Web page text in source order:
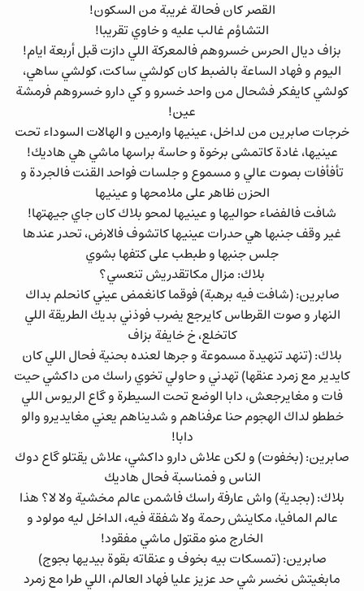
القصر كان فحالة غريبة من السكون!
التشاؤم غالب عليه و خاوي تقريبا!
بزاف ديال الحرس خسروهم فالمعركة اللي دازت قبل أربعة ايام!
اليوم و فهاد الساعة بالضبط كان كولشي ساكت، كولشي ساهي،
كولشي كايفكر فشحال من واحد خسرو و كي دارو خسروهم فرمشة
عين!
خرجات صابرين من لداخل، عينيها وارمين و الهالات السوداء تحت
عينيها، غادة كاتمشى برخوة و حاسة براسها ماشي هي هاديك!
تأفأفات بصوت عالي و مسموع و جلسات فواحد القنت فالجردة و
الحزن ظاهر على ملامحها و عينيها
شافت فالفضاء حواليها و عينيها لمحو بلاك كان جاي جيهتها!
غير وقف جنبها هي حدرات عينيها كاتشوف فالارض، تحدر عندها
جلس جنبها و طبطب على كتفها بشوي
بلاك: مزال مكاتقدريش تنعسي؟
صابرين: (شافت فيه برهبة) فوقما كانغمض عيني كانحلم بداك
النهار و صوت القرطاس كايرجع يضرب فوذني بديك الطريقة اللي
كاتخلع، خ خايفة بزاف
بلاك: (تنهد تنهيدة مسموعة و جرها لعنده بحنية فحال اللي كان
كايدير مع زمرد عنقها) تهدني و حاولي تخوي راسك من داكشي حيت
فات و مغايرجعش، دابا الوضع تحت السيطرة و گاع الريوس اللي
خططو لداك الهجوم حنا عرفناهم و شديناهم يعني مغايديرو والو
دابا!
صابرين: (بخفوت) و لكن علاش دارو داكشي، علاش يقتلو گاع دوك
الناس و فمناسبة فحال هاديك
بلاك: (بجدية) واش عارفة راسك فاشمن عالم مخشية ولا لا؟ هذا
عالم المافيا، مكاينش رحمة ولا شفقة فيه، الداخل ليه مولود و
الخارج منو مقتول ماشي مفقود!
صابرين: (تمسكات بيه بخوف و عنقاته بقوة بيديها بجوج)
مابغيتش نخسر شي حد عزيز عليا فهاد العالم، اللي طرا مع زمرد